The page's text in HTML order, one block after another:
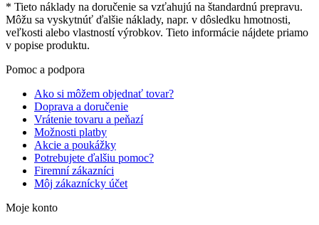
* Tieto náklady na doručenie sa vzťahujú na štandardnú prepravu.
Môžu sa vyskytnúť ďalšie náklady, napr. v dôsledku hmotnosti,
veľkosti alebo vlastností výrobkov. Tieto informácie nájdete priamo
v popise produktu.
Pomoc a podpora
Ako si môžem objednať tovar?
Doprava a doručenie
Vrátenie tovaru a peňazí
Možnosti platby
Akcie a poukážky
Potrebujete ďalšiu pomoc?
Firemní zákazníci
Môj zákaznícky účet
Moje konto